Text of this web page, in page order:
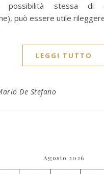
possibilità stessa di
può essere utile
LEGGI TUTTO
De Stefano
Agosto 2026